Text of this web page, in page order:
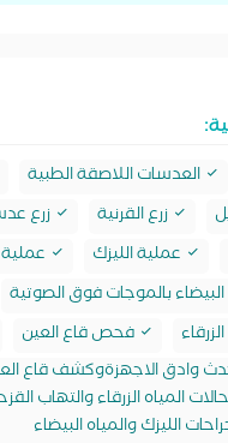
العدسات اللاصقة الطبية
زرع القرنية
زرع
عملية الليزك
عملية
البيضاء بالموجات فوق الصوتية
فحص قاع العين
وادق الاجهزةوكشف قاع
المياه الزرقاء والتهاب
الليزك والمياه البيضاء